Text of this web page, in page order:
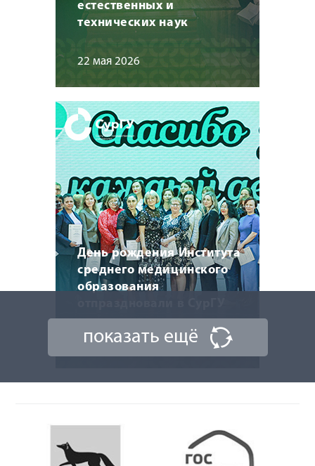
естественных и
технических наук
22 мая 2026
День рождения Института
среднего медицинского
образования
22 мая 2026
показать ещё